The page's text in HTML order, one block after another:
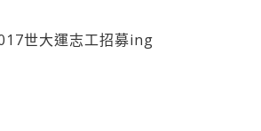
世大運志工招募ing